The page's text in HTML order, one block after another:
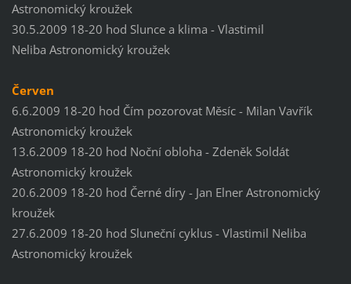
Astronomický kroužek
30.5.2009 18-20 hod Slunce a klima - Vlastimil
Neliba Astronomický kroužek
Červen
6.6.2009 18-20 hod Čím pozorovat Měsíc - Milan Vavřík
Astronomický kroužek
13.6.2009 18-20 hod Noční obloha - Zdeněk Soldát
Astronomický kroužek
20.6.2009 18-20 hod Černé díry - Jan Elner Astronomický
kroužek
27.6.2009 18-20 hod Sluneční cyklus - Vlastimil Neliba
Astronomický kroužek